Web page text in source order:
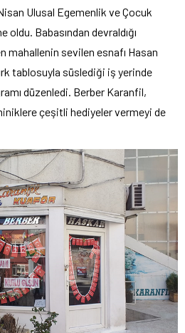
Ulusal Egemenlik ve Çocuk
oldu. Babasından devraldığı
mahallenin sevilen esnafı Hasan
tablosuyla süslediği iş yerinde
düzenledi. Berber Karanfil,
çeşitli hediyeler vermeyi de